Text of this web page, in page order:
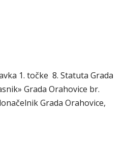
1. točke 8. Statuta Grada
Grada Orahovice br.
Grada Orahovice,